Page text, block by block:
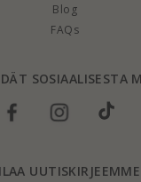
Blog
FAQs
SOSIAALISESTA
UUTISKIRJEEMME